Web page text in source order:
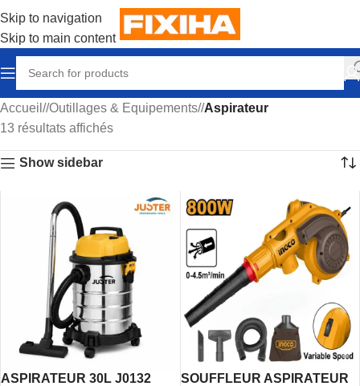
Skip to navigation
Skip to main content
Accueil / Outillages & Equipements/ Aspirateur
13 résultats affichés
Show sidebar
ASPIRATEUR 30L J0132
SOUFFLEUR ASPIRATEUR